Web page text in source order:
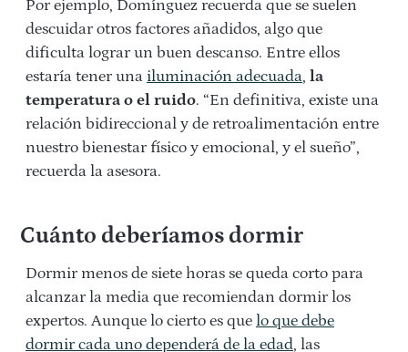
Por ejemplo, Domínguez recuerda que se suelen
descuidar otros factores añadidos, algo que
dificulta lograr un buen descanso. Entre ellos
estaría tener una iluminación adecuada, la
temperatura o el ruido. “En definitiva, existe una
relación bidireccional y de retroalimentación entre
nuestro bienestar físico y emocional, y el sueño”,
recuerda la asesora.
Cuánto deberíamos dormir
Dormir menos de siete horas se queda corto para
alcanzar la media que recomiendan dormir los
expertos. Aunque lo cierto es que lo que debe
dormir cada uno dependerá de la edad, las